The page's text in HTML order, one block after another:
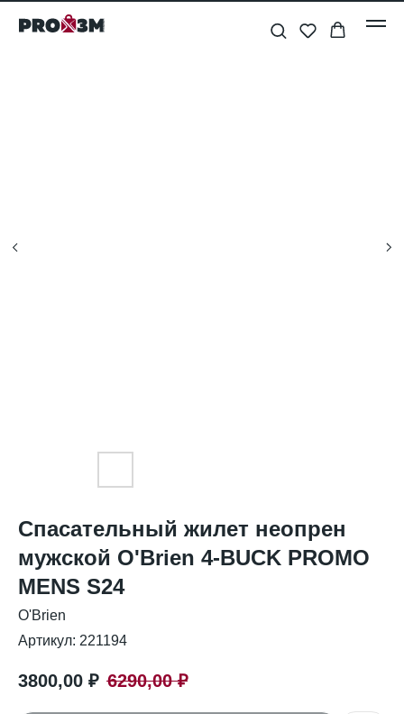
Спасательный жилет неопрен
мужской O'Brien 4-BUCK PROMO
MENS S24
O'Brien
Артикул: 221194
3800,00 ₽ 6290,00 ₽